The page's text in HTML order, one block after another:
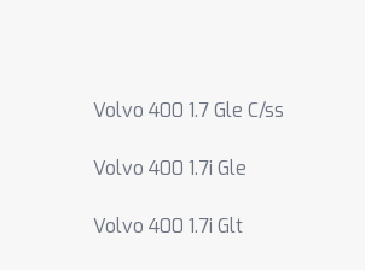
Volvo 400 1.7 Gle C/ss
Volvo 400 1.7i Gle
Volvo 400 1.7i Glt